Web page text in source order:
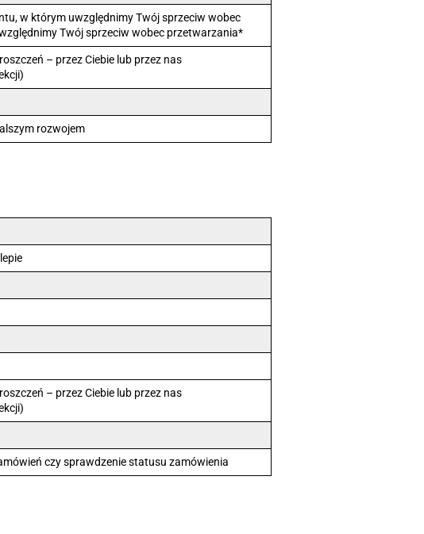
w którym uwzględnimy Twój sprzeciw wobec
Twój sprzeciw wobec przetwarzania*
– przez Ciebie lub przez nas
rozwojem
– przez Ciebie lub przez nas
czy sprawdzenie statusu zamówienia